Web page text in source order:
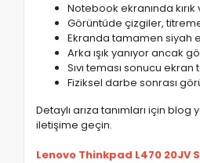
Notebook ekranında
Görüntüde çizgiler,
Ekranda tamamen siyah
Arka ışık yanıyor ancak
Sıvı teması sonucu
Fiziksel darbe sonrası
Detaylı arıza tanımları için
iletişime geçin.
Lenovo Thinkpad L470 20JV